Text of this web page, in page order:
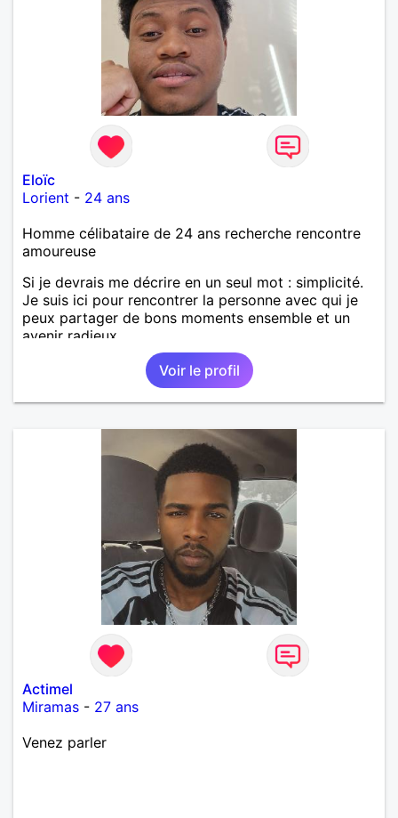
Eloïc
Lorient - 24 ans
Homme célibataire de 24 ans recherche rencontre
amoureuse
Si je devrais me décrire en un seul mot : simplicité.
Je suis ici pour rencontrer la personne avec qui je
peux partager de bons moments ensemble et un
avenir radieux.
Voir le profil
Actimel
Miramas - 27 ans
Venez parler